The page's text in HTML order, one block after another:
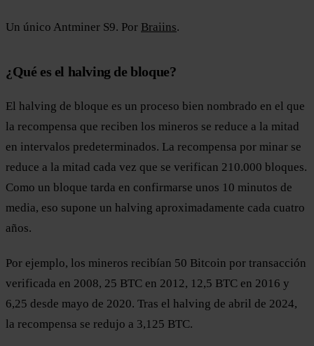
Un único Antminer S9. Por Braiins.
¿Qué es el halving de bloque?
El halving de bloque es un proceso bien nombrado en el que
la recompensa que reciben los mineros se reduce a la mitad
en intervalos predeterminados. La recompensa por minar se
reduce a la mitad cada vez que se verifican 210.000 bloques.
Como un bloque tarda en confirmarse unos 10 minutos de
media, eso supone un halving aproximadamente cada cuatro
años.
Por ejemplo, los mineros recibían 50 Bitcoin por transacción
verificada en 2008, 25 BTC en 2012, 12,5 BTC en 2016 y
6,25 desde mayo de 2020. Tras el halving de abril de 2024,
la recompensa se redujo a 3,125 BTC.